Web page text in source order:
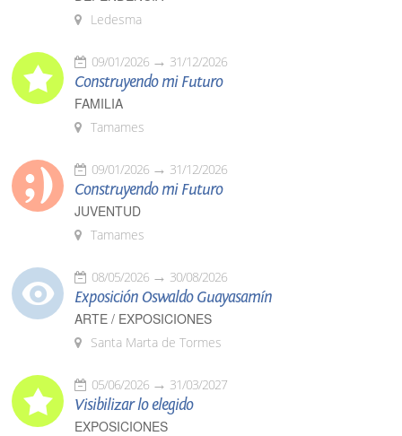
Ledesma
09/01/2026 31/12/2026
Construyendo mi Futuro
FAMILIA
Tamames
09/01/2026 31/12/2026
Construyendo mi Futuro
JUVENTUD
Tamames
08/05/2026 30/08/2026
Exposición Oswaldo Guayasamín
ARTE / EXPOSICIONES
Santa Marta de Tormes
05/06/2026 31/03/2027
Visibilizar lo elegido
EXPOSICIONES